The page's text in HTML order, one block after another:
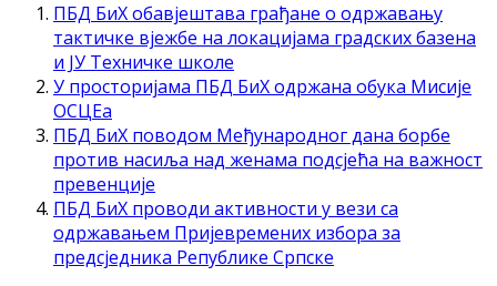
ПБД БиХ обавјештава грађане о одржавању
тактичке вјежбе на локацијама градских базена
и ЈУ Техничке школе
У просторијама ПБД БиХ одржана обука Мисије
ОСЦЕа
ПБД БиХ поводом Међународног дана борбе
против насиља над женама подсјећа на важност
превенције
ПБД БиХ проводи активности у вези са
одржавањем Пријевремених избора за
предсједника Републике Српске